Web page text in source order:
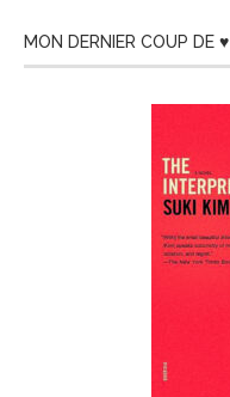
MON DERNIER COUP DE ♥